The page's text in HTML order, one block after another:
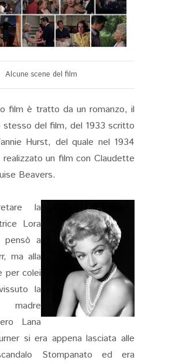
Alcune scene del film
film è tratto da un romanzo, il
del film, del 1933 scritto
Hurst, del quale nel 1934
un film con Claudette
Beavers.
la
Lora
pensò a
ma alla
per colei
la
Lana
si era appena lasciata alle
Stompanato ed era